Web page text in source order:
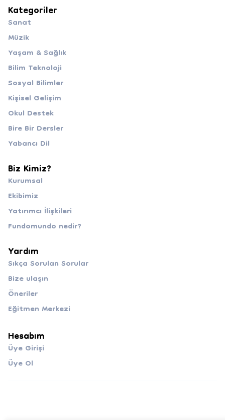
Kategoriler
Sanat
Müzik
Yaşam & Sağlık
Bilim Teknoloji
Sosyal Bilimler
Kişisel Gelişim
Okul Destek
Bire Bir Dersler
Yabancı Dil
Biz Kimiz?
Kurumsal
Ekibimiz
Yatırımcı İlişkileri
Fundomundo nedir?
Yardım
Sıkça Sorulan Sorular
Bize ulaşın
Öneriler
Eğitmen Merkezi
Hesabım
Üye Girişi
Üye Ol